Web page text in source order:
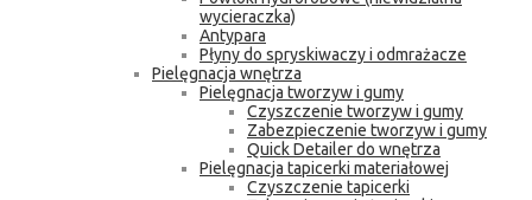
wycieraczka)
Antypara
Płyny do spryskiwaczy i odmrażacze
Pielęgnacja wnętrza
Pielęgnacja tworzyw i gumy
Czyszczenie tworzyw i gumy
Zabezpieczenie tworzyw i gumy
Quick Detailer do wnętrza
Pielęgnacja tapicerki materiałowej
Czyszczenie tapicerki